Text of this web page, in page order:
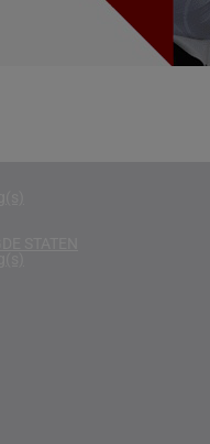
STATEN